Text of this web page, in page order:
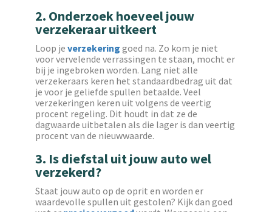
2. Onderzoek hoeveel jouw
verzekeraar uitkeert
Loop je verzekering goed na. Zo kom je niet
voor vervelende verrassingen te staan, mocht er
bij je ingebroken worden. Lang niet alle
verzekeraars keren het standaardbedrag uit dat
je voor je geliefde spullen betaalde. Veel
verzekeringen keren uit volgens de veertig
procent regeling. Dit houdt in dat ze de
dagwaarde uitbetalen als die lager is dan veertig
procent van de nieuwwaarde.
3. Is diefstal uit jouw auto wel
verzekerd?
Staat jouw auto op de oprit en worden er
waardevolle spullen uit gestolen? Kijk dan goed